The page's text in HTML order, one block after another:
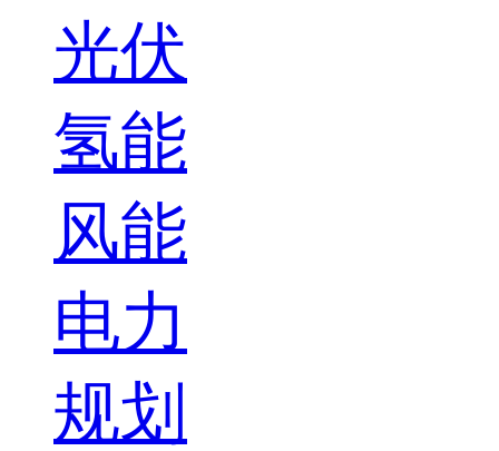
光伏
氢能
风能
电力
规划